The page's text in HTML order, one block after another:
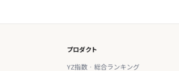
プロダクト
YZ指数 · 総合ランキング